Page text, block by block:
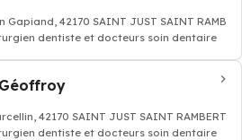
Gapiand, 42170 SAINT JUST SAINT
dentiste et docteurs soin dentaire
42170 SAINT JUST SAINT RAMBERT
dentiste et docteurs soin dentaire